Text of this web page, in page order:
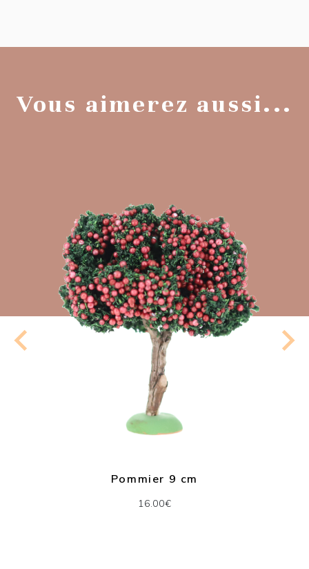
Vous aimerez aussi...
Pommier 9 cm
16.00€